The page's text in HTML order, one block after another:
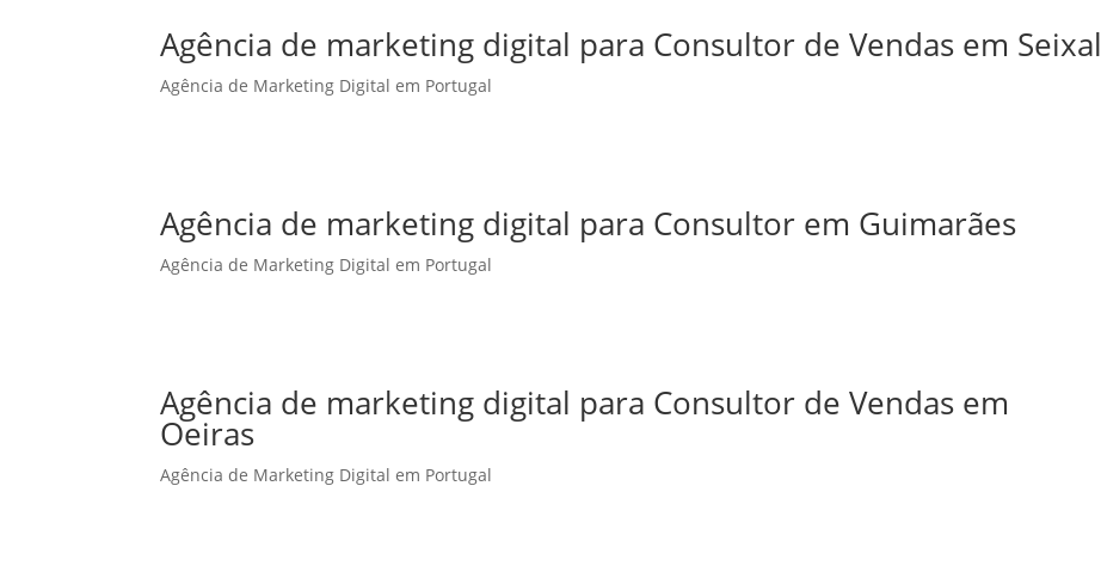
Agência de marketing digital para Consultor de Vendas em Seixal
Agência de Marketing Digital em Portugal
Agência de marketing digital para Consultor em Guimarães
Agência de Marketing Digital em Portugal
Agência de marketing digital para Consultor de Vendas em
Oeiras
Agência de Marketing Digital em Portugal